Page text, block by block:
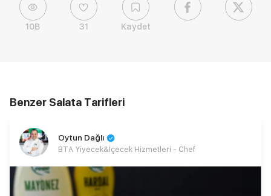
10B 31 Kaydet
Benzer Salata Tarifleri
Oytun Dağlı
BTA Yiyecek&İçecek Hizmetleri - Chef